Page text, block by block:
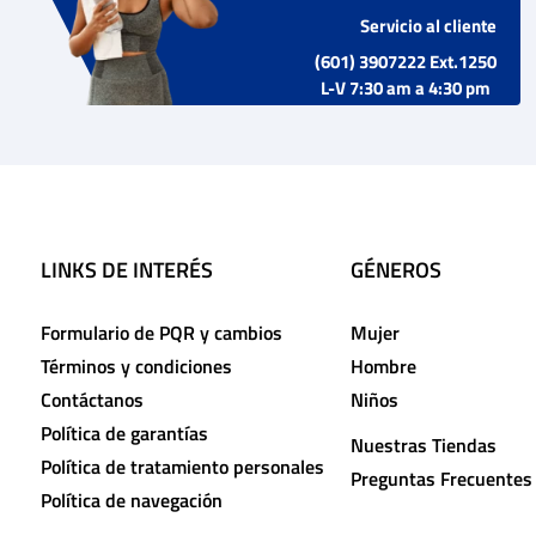
Servicio al cliente
(601) 3907222 Ext.1250
L-V 7:30 am a 4:30 pm
LINKS DE INTERÉS
Formulario de PQR y cambios
Términos y condiciones
Contáctanos
Política de garantías
Política de tratamiento personales
Política de navegación
GÉNEROS
Mujer
Hombre
Niños
Nuestras Tiendas
Preguntas Frecuentes